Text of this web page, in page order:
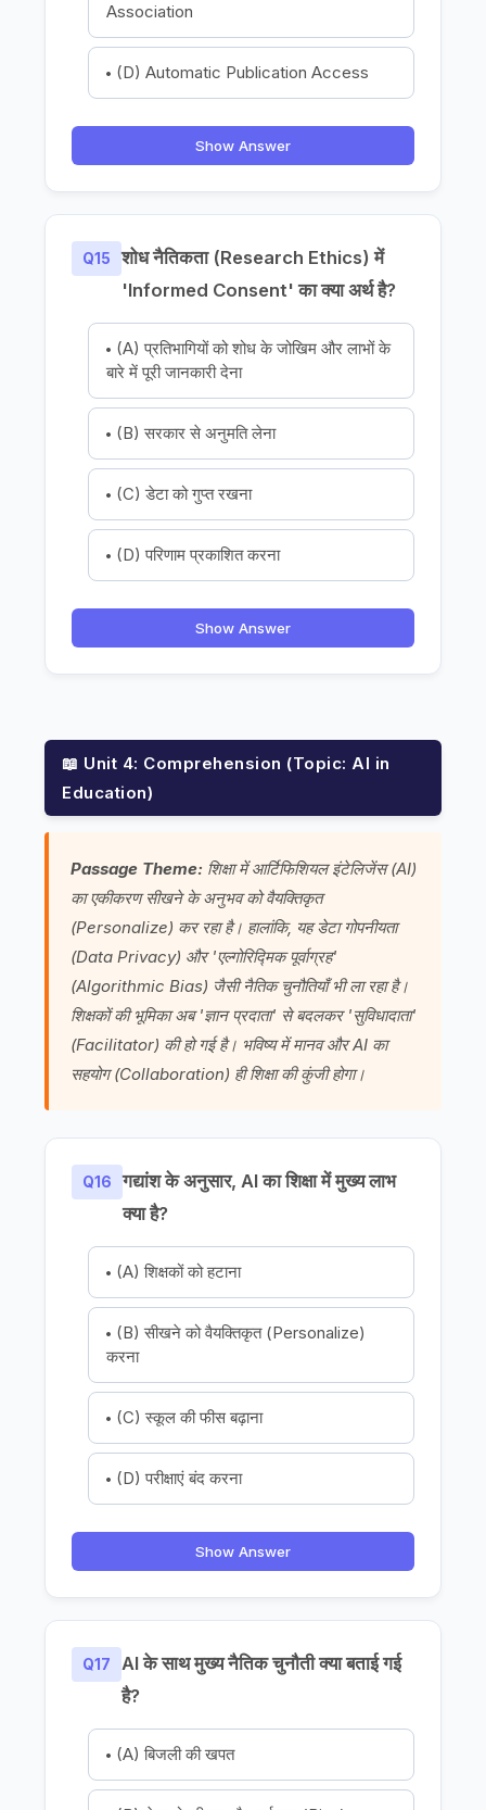
Association
(D) Automatic Publication Access
Show Answer
Q15
शोध नैतिकता (Research Ethics) में
'Informed Consent' का क्या अर्थ है?
(A) प्रतिभागियों को शोध के जोखिम और लाभों के
बारे में पूरी जानकारी देना
(B) सरकार से अनुमति लेना
(C) डेटा को गुप्त रखना
(D) परिणाम प्रकाशित करना
Show Answer
📖 Unit 4: Comprehension (Topic: AI in
Education)
Passage Theme: शिक्षा में आर्टिफिशियल इंटेलिजेंस (AI)
का एकीकरण सीखने के अनुभव को वैयक्तिकृत
(Personalize) कर रहा है। हालांकि, यह डेटा गोपनीयता
(Data Privacy) और 'एल्गोरिद्मिक पूर्वाग्रह'
(Algorithmic Bias) जैसी नैतिक चुनौतियाँ भी ला रहा है।
शिक्षकों की भूमिका अब 'ज्ञान प्रदाता' से बदलकर 'सुविधादाता'
(Facilitator) की हो गई है। भविष्य में मानव और AI का
सहयोग (Collaboration) ही शिक्षा की कुंजी होगा।
Q16
गद्यांश के अनुसार, AI का शिक्षा में मुख्य लाभ
क्या है?
(A) शिक्षकों को हटाना
(B) सीखने को वैयक्तिकृत (Personalize)
करना
(C) स्कूल की फीस बढ़ाना
(D) परीक्षाएं बंद करना
Show Answer
Q17
AI के साथ मुख्य नैतिक चुनौती क्या बताई गई
है?
(A) बिजली की खपत